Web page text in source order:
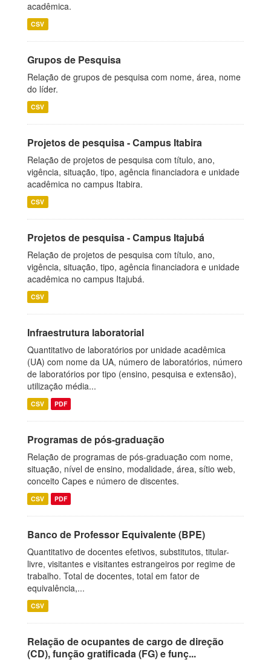
acadêmica.
CSV
Grupos de Pesquisa
Relação de grupos de pesquisa com nome, área, nome
do líder.
CSV
Projetos de pesquisa - Campus Itabira
Relação de projetos de pesquisa com título, ano,
vigência, situação, tipo, agência financiadora e unidade
acadêmica no campus Itabira.
CSV
Projetos de pesquisa - Campus Itajubá
Relação de projetos de pesquisa com título, ano,
vigência, situação, tipo, agência financiadora e unidade
acadêmica no campus Itajubá.
CSV
Infraestrutura laboratorial
Quantitativo de laboratórios por unidade acadêmica
(UA) com nome da UA, número de laboratórios, número
de laboratórios por tipo (ensino, pesquisa e extensão),
utilização média...
CSV PDF
Programas de pós-graduação
Relação de programas de pós-graduação com nome,
situação, nível de ensino, modalidade, área, sítio web,
conceito Capes e número de discentes.
CSV PDF
Banco de Professor Equivalente (BPE)
Quantitativo de docentes efetivos, substitutos, titular-
livre, visitantes e visitantes estrangeiros por regime de
trabalho. Total de docentes, total em fator de
equivalência,...
CSV
Relação de ocupantes de cargo de direção
(CD), função gratificada (FG) e funç...